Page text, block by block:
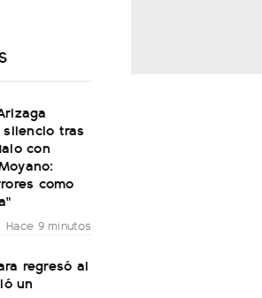
tras
con
como
Hace 9 minutos
regresó al
un